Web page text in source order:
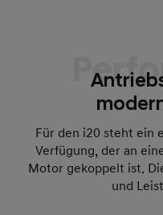
Für den i20 steht ein
Verfügung, der an
Motor gekoppelt ist.
und